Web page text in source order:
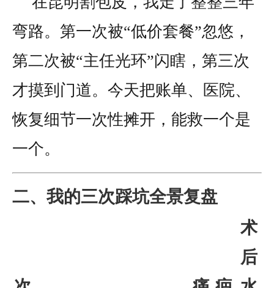
弯路。第一次被“低价套餐”忽悠，
第二次被“主任光环”闪瞎，第三次
才摸到门道。今天把账单、医院、
恢复细节一次性摊开，能救一个是
一个。
二、我的三次踩坑全景复盘
术
后